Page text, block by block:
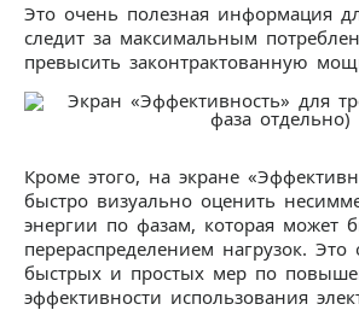
Это очень полезная информация
следит за максимальным
превысить законтрактованную
Кроме этого, на экране
быстро визуально оценить
энергии по фазам, которая может
перераспределением нагрузок.
быстрых и простых мер по
эффективности использования